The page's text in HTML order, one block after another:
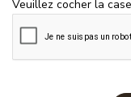
Veuillez cocher la case